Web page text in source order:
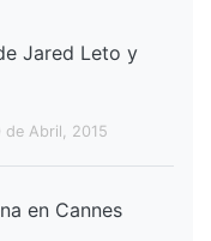
Jared Leto y
de Abril, 2015
en Cannes